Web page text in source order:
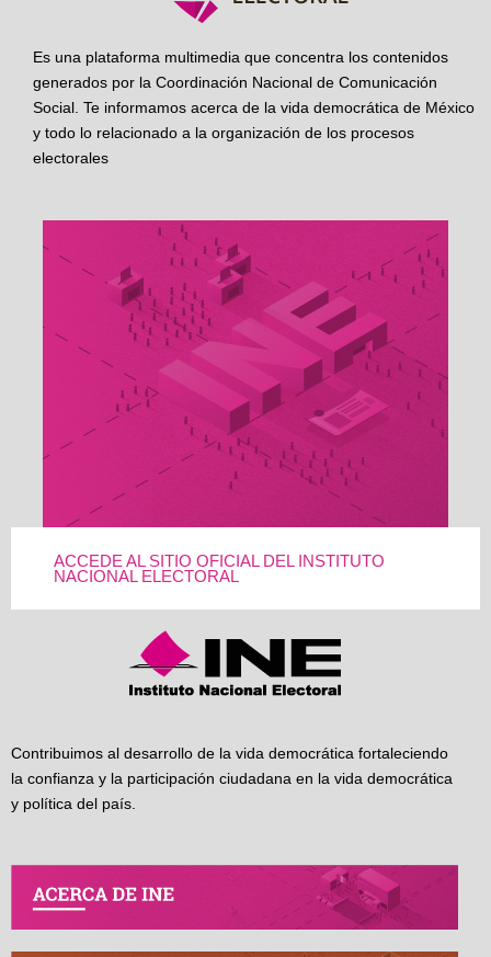
Es una plataforma multimedia que concentra los contenidos
generados por la Coordinación Nacional de Comunicación
Social. Te informamos acerca de la vida democrática de México
y todo lo relacionado a la organización de los procesos
electorales
ACCEDE AL SITIO OFICIAL DEL INSTITUTO
NACIONAL ELECTORAL
Contribuimos al desarrollo de la vida democrática fortaleciendo
la confianza y la participación ciudadana en la vida democrática
y política del país.